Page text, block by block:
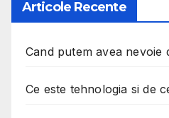
Articole Recente
Cand putem avea nevoie
Ce este tehnologia si de